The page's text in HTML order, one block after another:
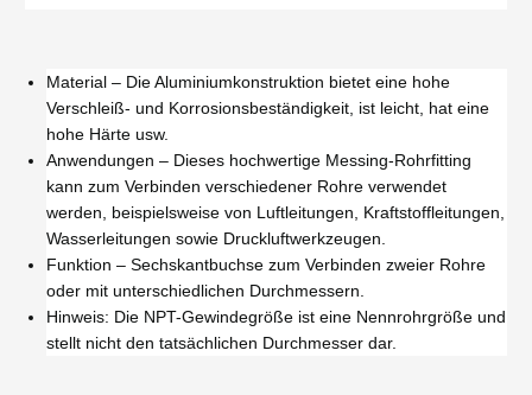
Material – Die Aluminiumkonstruktion bietet eine hohe
Verschleiß- und Korrosionsbeständigkeit, ist leicht, hat eine
hohe Härte usw.
Anwendungen – Dieses hochwertige Messing-Rohrfitting
kann zum Verbinden verschiedener Rohre verwendet
werden, beispielsweise von Luftleitungen, Kraftstoffleitungen,
Wasserleitungen sowie Druckluftwerkzeugen.
Funktion – Sechskantbuchse zum Verbinden zweier Rohre
oder mit unterschiedlichen Durchmessern.
Hinweis: Die NPT-Gewindegröße ist eine Nennrohrgröße und
stellt nicht den tatsächlichen Durchmesser dar.